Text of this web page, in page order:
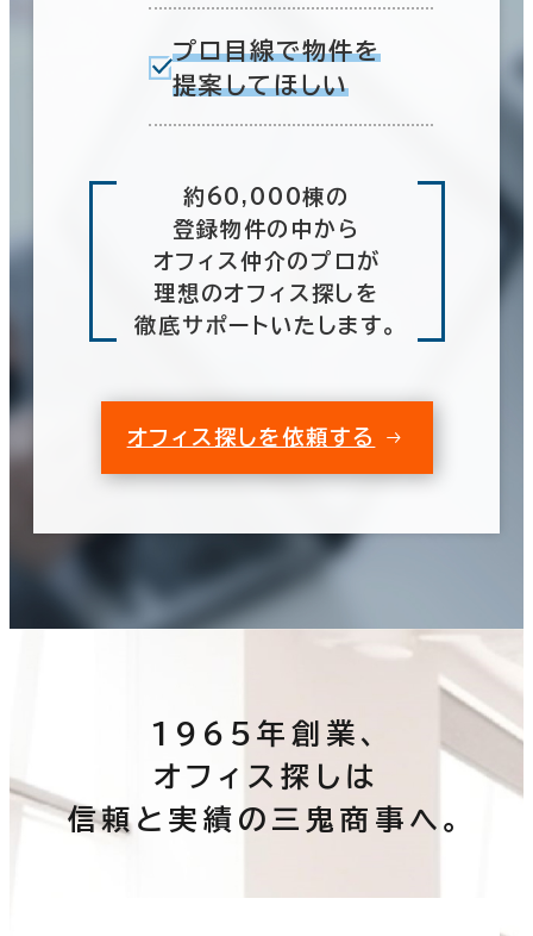
プロ目線で物件を
提案してほしい
約60,000棟の
登録物件の中から
オフィス仲介のプロが
理想のオフィス探しを
徹底サポートいたします。
オフィス探しを依頼する
1965年創業、
オフィス探しは
信頼と実績の三鬼商事へ。